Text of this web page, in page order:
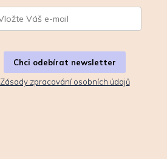
Chci odebírat newsletter
Zásady zpracování osobních údajů